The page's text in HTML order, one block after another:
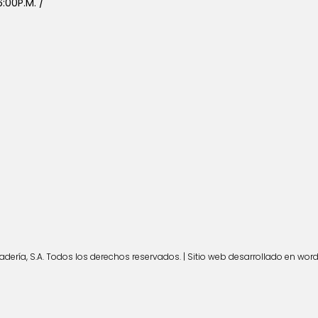
S.A. Todos los derechos reservados. | Sitio web desarrollado en